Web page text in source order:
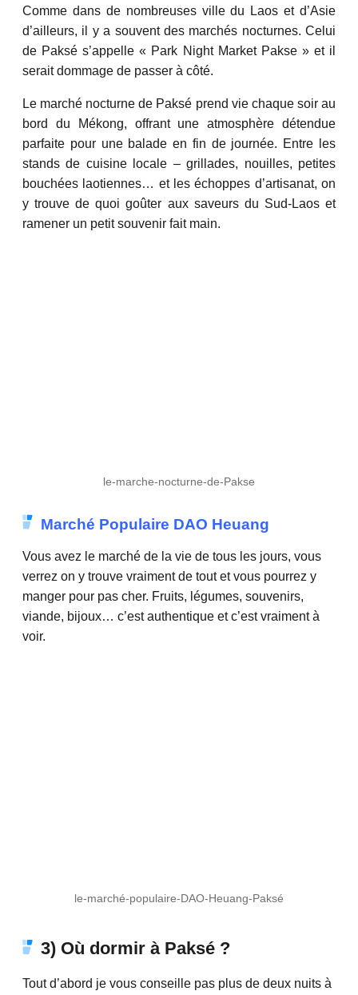
Comme dans de nombreuses ville du Laos et d’Asie
d’ailleurs, il y a souvent des marchés nocturnes. Celui
de Paksé s’appelle « Park Night Market Pakse » et il
serait dommage de passer à côté.
Le marché nocturne de Paksé prend vie chaque soir au
bord du Mékong, offrant une atmosphère détendue
parfaite pour une balade en fin de journée. Entre les
stands de cuisine locale – grillades, nouilles, petites
bouchées laotiennes… et les échoppes d’artisanat, on
y trouve de quoi goûter aux saveurs du Sud-Laos et
ramener un petit souvenir fait main.
le-marche-nocturne-de-Pakse
Marché Populaire DAO Heuang
Vous avez le marché de la vie de tous les jours, vous
verrez on y trouve vraiment de tout et vous pourrez y
manger pour pas cher. Fruits, légumes, souvenirs,
viande, bijoux… c’est authentique et c’est vraiment à
voir.
le-marché-populaire-DAO-Heuang-Paksé
3) Où dormir à Paksé ?
Tout d’abord je vous conseille pas plus de deux nuits à